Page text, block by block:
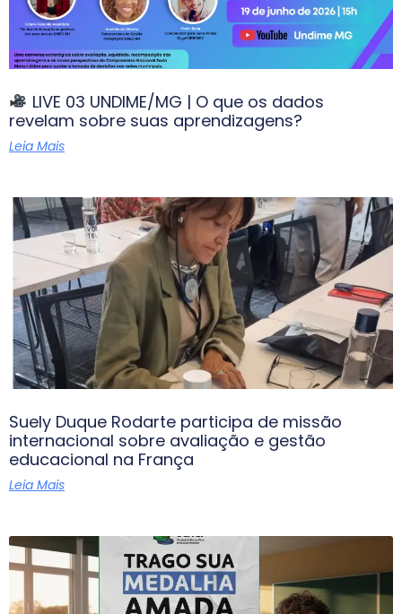
LIVE 03 UNDIME/MG | O que os dados
revelam sobre suas aprendizagens?
Leia Mais
Suely Duque Rodarte participa de missão
internacional sobre avaliação e gestão
educacional na França
Leia Mais